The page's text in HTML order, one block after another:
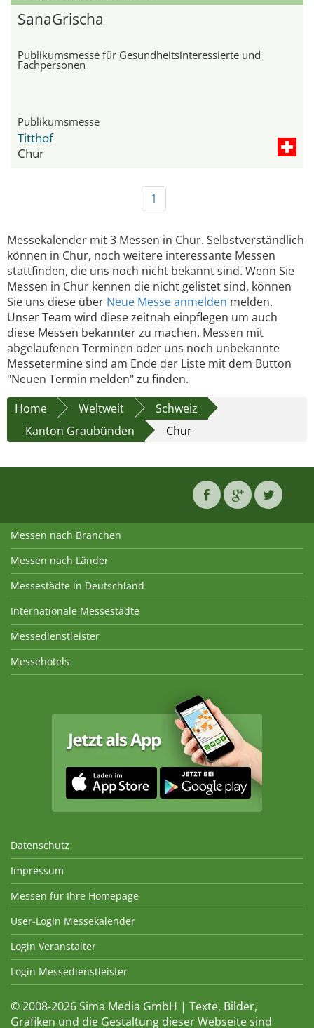
SanaGrischa
Publikumsmesse für Gesundheitsinteressierte und
Fachpersonen
Publikumsmesse
Titthof
Chur
1
Messekalender mit 3 Messen in Chur. Selbstverständlich
können in Chur, noch weitere interessante Messen
stattfinden, die uns noch nicht bekannt sind. Wenn Sie
Messen in Chur kennen die nicht gelistet sind, können
Sie uns diese über Neue Messe anmelden melden.
Unser Team wird diese zeitnah einpflegen um auch
diese Messen bekannter zu machen. Messen mit
abgelaufenen Terminen oder uns noch unbekannte
Messetermine sind am Ende der Liste mit dem Button
"Neuen Termin melden" zu finden.
Home
Weltweit
Schweiz
Kanton Graubünden
Chur
Messen nach Branchen
Messen nach Länder
Messestädte in Deutschland
Internationale Messestädte
Messedienstleister
Messehotels
Datenschutz
Impressum
Messen für Ihre Homepage
User-Login Messekalender
Login Veranstalter
Login Messedienstleister
© 2008-2026 Sima Media GmbH | Texte, Bilder,
Grafiken und die Gestaltung dieser Webseite sind